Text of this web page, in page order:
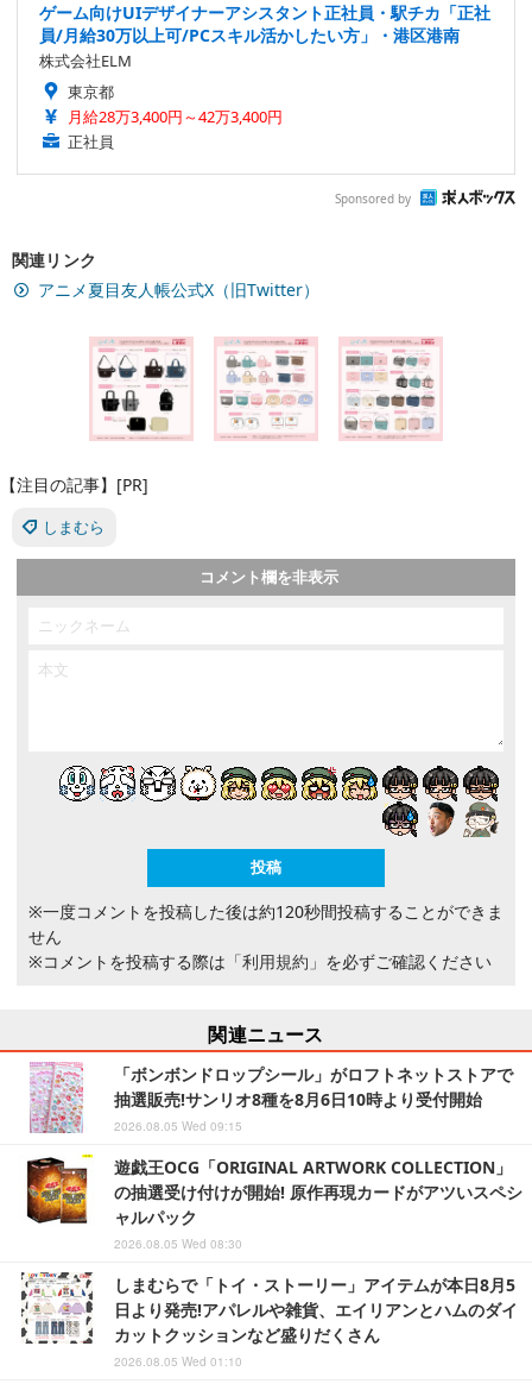
ゲーム向けUIデザイナーアシスタント正社員・駅チカ「正社
員/月給30万以上可/PCスキル活かしたい方」・港区港南
株式会社ELM
東京都
月給28万3,400円～42万3,400円
正社員
Sponsored by
関連リンク
アニメ夏目友人帳公式X（旧Twitter）
【注目の記事】[PR]
しまむら
コメント欄を非表示
※一度コメントを投稿した後は約120秒間投稿することができま
せん
※コメントを投稿する際は 「利用規約」 を必ずご確認ください
関連ニュース
「ボンボンドロップシール」がロフトネットストアで
抽選販売!サンリオ8種を8月6日10時より受付開始
2026.08.05 Wed 09:15
遊戯王OCG「ORIGINAL ARTWORK COLLECTION」
の抽選受け付けが開始! 原作再現カードがアツいスペシ
ャルパック
2026.08.05 Wed 08:30
しまむらで「トイ・ストーリー」アイテムが本日8月5
日より発売!アパレルや雑貨、エイリアンとハムのダイ
カットクッションなど盛りだくさん
2026.08.05 Wed 01:10